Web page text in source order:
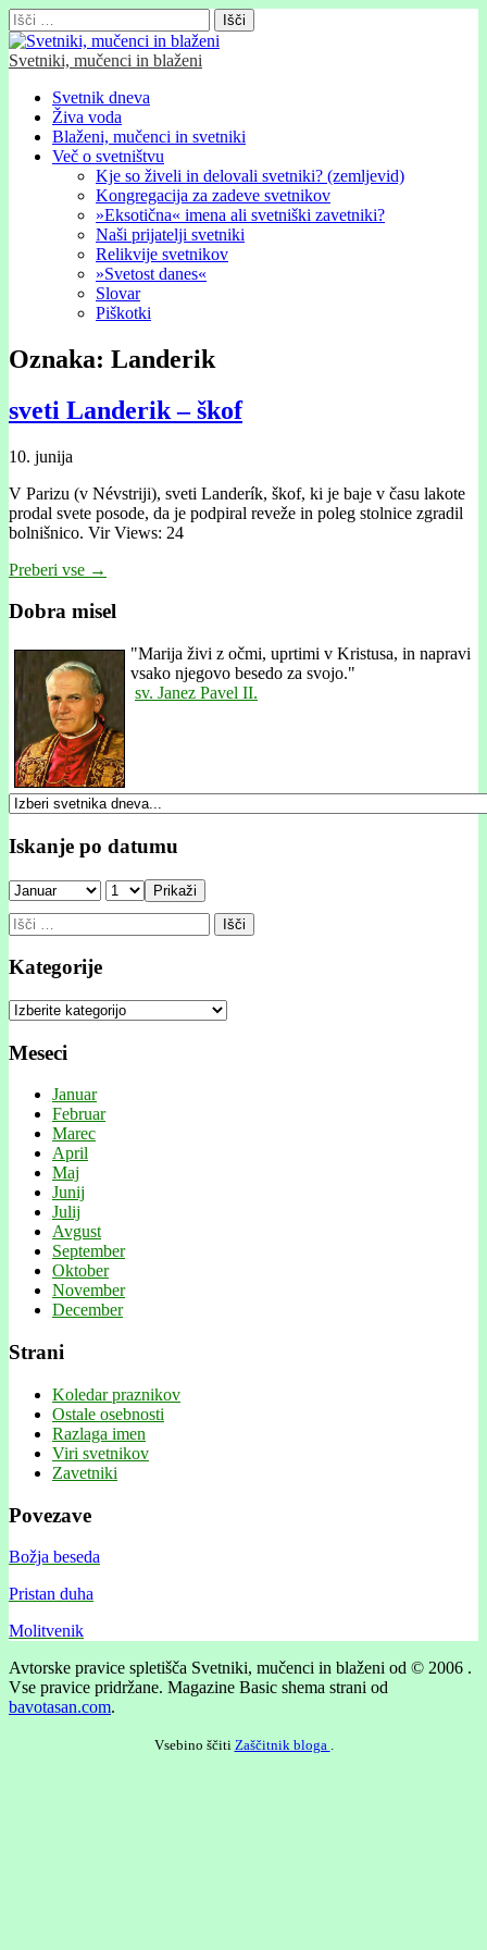
Išči:
Svetniki, mučenci in blaženi
Glavni
meni
Skip
content
Svetnik dneva
Živa voda
Blaženi, mučenci in svetniki
Več o svetništvu
Kje so živeli in delovali svetniki? (zemljevid)
Kongregacija za zadeve svetnikov
»Eksotična« imena ali svetniški zavetniki?
Naši prijatelji svetniki
Relikvije svetnikov
»Svetost danes«
Slovar
Piškotki
Oznaka: Landerik
sveti Landerik – škof
10. junija
V Parizu (v Névstriji), sveti Landerík, škof, ki je baje v času lakote
prodal svete posode, da je podpiral reveže in poleg stolnice zgradil
bolnišnico. Vir Views: 24
Preberi vse →
Dobra misel
"Marija živi z očmi, uprtimi v Kristusa, in napravi
vsako njegovo besedo za svojo."
sv. Janez Pavel II.
Iskanje po datumu
Prikaži
Išči:
Kategorije
Kategorije
Meseci
Januar
Februar
Marec
April
Maj
Junij
Julij
Avgust
September
Oktober
November
December
Strani
Koledar praznikov
Ostale osebnosti
Razlaga imen
Viri svetnikov
Zavetniki
Povezave
Božja beseda
Pristan duha
Molitvenik
Avtorske pravice spletišča Svetniki, mučenci in blaženi od © 2006 .
Vse pravice pridržane. Magazine Basic shema strani od
bavotasan.com.
Vsebino ščiti Zaščitnik bloga .